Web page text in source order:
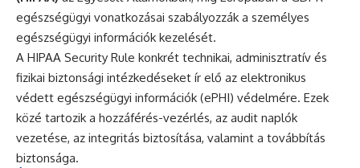
egészségügyi vonatkozásai szabályozzák a személyes
egészségügyi információk kezelését.
A HIPAA Security Rule konkrét technikai, adminisztratív és
fizikai biztonsági intézkedéseket ír elő az elektronikus
védett egészségügyi információk (ePHI) védelmére. Ezek
közé tartozik a hozzáférés-vezérlés, az audit naplók
vezetése, az integritás biztosítása, valamint a továbbítás
biztonsága.